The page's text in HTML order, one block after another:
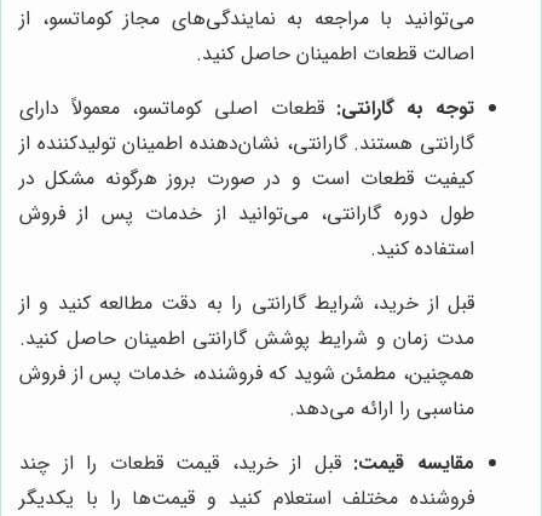
می‌توانید با مراجعه به نمایندگی‌های مجاز کوماتسو، از
اصالت قطعات اطمینان حاصل کنید.
توجه به گارانتی: قطعات اصلی کوماتسو، معمولاً دارای
گارانتی هستند. گارانتی، نشان‌دهنده اطمینان تولیدکننده از
کیفیت قطعات است و در صورت بروز هرگونه مشکل در
طول دوره گارانتی، می‌توانید از خدمات پس از فروش
استفاده کنید.
قبل از خرید، شرایط گارانتی را به دقت مطالعه کنید و از
مدت زمان و شرایط پوشش گارانتی اطمینان حاصل کنید.
همچنین، مطمئن شوید که فروشنده، خدمات پس از فروش
مناسبی را ارائه می‌دهد.
مقایسه قیمت: قبل از خرید، قیمت قطعات را از چند
فروشنده مختلف استعلام کنید و قیمت‌ها را با یکدیگر